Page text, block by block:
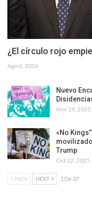
¿El círculo rojo
Ago 6, 2026
Nuevo
Nov 19, 2025
«No
Trump
Oct 22, 2025
PREV NEXT 1 De 27